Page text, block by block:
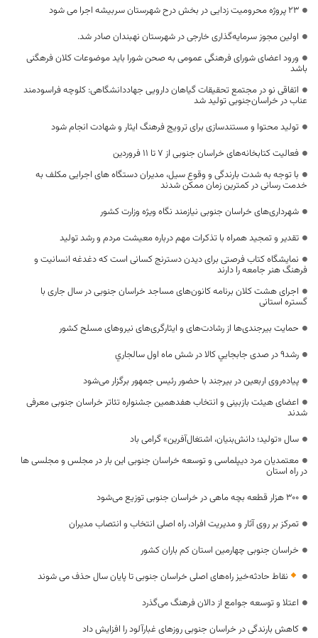
۲۳ پروژه محرومیت زدایی در بخش درح شهرستان سربیشه اجرا می شود
اولین مجوز سرمایه‌گذاری خارجی در شهرستان نهبندان صادر شد.
ورود اعضای شورای فرهنگی عمومی به صحن شورا باید موضوعات کلان فرهگنی
باشد
اتفاقی نو در مجتمع تحقیقات گیاهان دارویی جهاددانشگاهی: کلوچه فراسودمند
عناب در خراسان‌جنوبی تولید شد
تولید محتوا و مستندسازی برای ترویج فرهنگ ایثار و شهادت انجام شود
فعالیت کتابخانه‌های خراسان جنوبی از ۷ تا ۱۱ فروردین
با توجه به شدت بارندگی و وقوع سیل، مدیران دستگاه های اجرایی مکلف به
خدمت رسانی در کمترین زمان ممکن شدند
شهرداری‌های خراسان جنوبی نیازمند نگاه ویژه وزارت کشور
تقدیر و تمجید همراه با تذکرات مهم درباره معیشت مردم و رشد تولید
نمایشگاه کتاب فرصتی برای دیدن دسترنج کسانی است که دغدغه انسانیت و
فرهنگ هنر جامعه را دارند
اجرای هشت کلان برنامه کانون‌های مساجد خراسان جنوبی در سال جاری با
گستره استانی
حمایت بیرجندی‌ها از رشادت‌های و ایثارگری‌های نیروهای مسلح کشور
رشد9 در صدی جابجايي كالا در شش ماه اول سالجاري
پیاده‌روی اربعین در بیرجند با حضور رئیس جمهور برگزار می‌شود
اعضای هیئت بازبینی و انتخاب هفدهمین جشنواره تئاتر خراسان جنوبی معرفی
شدند
سال «تولید؛ دانش‌بنیان، اشتغال‌آفرین» گرامی باد
معتمدیان مرد دیپلماسی و توسعه خراسان جنوبی این بار در مجلس و مجلسی ها
در راه استان
۳۰۰ هزار قطعه بچه ماهی در خراسان جنوبی توزیع ‌می‌شود
تمرکز بر روی آثار و مدیریت افراد، راه اصلی انتخاب و انتصاب مدیران
خراسان جنوبی چهارمین استان کم باران کشور
نقاط حادثه‌خیز راه‌های اصلی خراسان جنوبی تا پایان سال حذف می شوند
اعتلا و توسعه جوامع از دالان فرهنگ می‌گذرد
کاهش بارندگی‌ در خراسان جنوبی روزهای غبارآلود را افزایش داد